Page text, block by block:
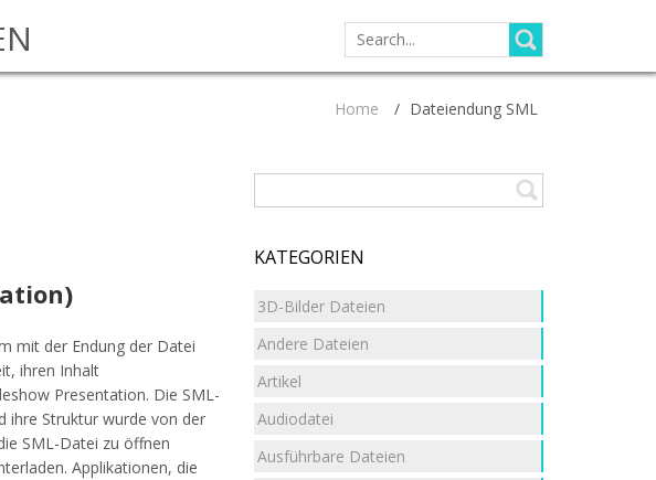
SEARCH
FOR:
Home / Dateiendung SML
mit der Endung der Datei
ihren Inhalt
Presentation. Die SML-
ihre Struktur wurde von der
SML-Datei zu öffnen
Applikationen, die
KATEGORIEN
3D-Bilder Dateien
Andere Dateien
Artikel
Audiodatei
Ausführbare Dateien